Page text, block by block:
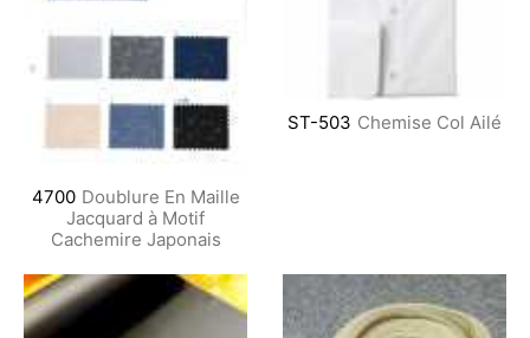
4700 Doublure En Maille
Jacquard à Motif
Cachemire Japonais
ST-503 Chemise Col Ailé